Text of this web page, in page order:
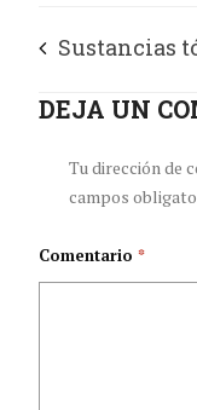
Sustancias
en el hogar:
“Síndrome del
DEJA UN
Tu dirección de
campos
Comentario*